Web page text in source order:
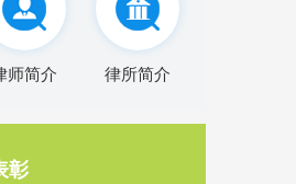
师简介 律所简介
彰